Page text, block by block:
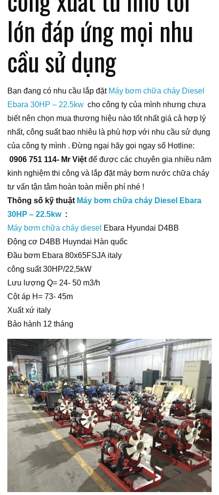
lớn đáp ứng mọi nhu
cầu sử dụng
Bạn đang có nhu cầu lắp đặt Máy bơm chữa cháy Diesel
Ebara 30HP – 22.5kw cho công ty của mình nhưng chưa
biết nên chọn mua thương hiệu nào tốt nhất giá cả hợp lý
nhất, công suất bao nhiêu là phù hợp với nhu cầu sử dụng
của công ty mình . Đừng ngại hãy gọi ngay số Hotline:
0906 751 114- Mr Việt để được các chuyên gia nhiều năm
kinh nghiệm thi công và lắp đặt máy bơm nước chữa cháy
tư vấn tận tâm hoàn toàn miễn phí nhé !
Thông số kỹ thuật Máy bơm chữa cháy Diesel Ebara
30HP – 22.5kw :
Máy bơm chữa cháy diesel Ebara Hyundai D4BB
Động cơ D4BB Huyndai Hàn quốc
Đầu bơm Ebara 80x65FSJA italy
công suất 30HP/22,5kW
Lưu lượng Q= 24- 50 m3/h
Cột áp H= 73- 45m
Xuất xứ italy
Bảo hành 12 tháng